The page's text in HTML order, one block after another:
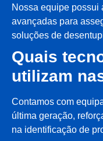
Nossa equipe possui
avançadas para
soluções de
Quais
utilizam
Contamos com
última geração,
na identificação de